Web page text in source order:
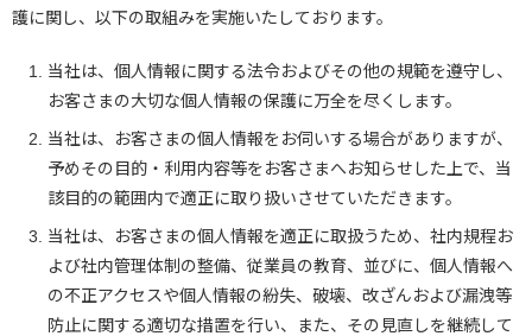
護に関し、以下の取組みを実施いたしております。
当社は、個人情報に関する法令およびその他の規範を遵守し、
お客さまの大切な個人情報の保護に万全を尽くします。
当社は、お客さまの個人情報をお伺いする場合がありますが、
予めその目的・利用内容等をお客さまへお知らせした上で、当
該目的の範囲内で適正に取り扱いさせていただきます。
当社は、お客さまの個人情報を適正に取扱うため、社内規程お
よび社内管理体制の整備、従業員の教育、並びに、個人情報へ
の不正アクセスや個人情報の紛失、破壊、改ざんおよび漏洩等
防止に関する適切な措置を行い、また、その見直しを継続して